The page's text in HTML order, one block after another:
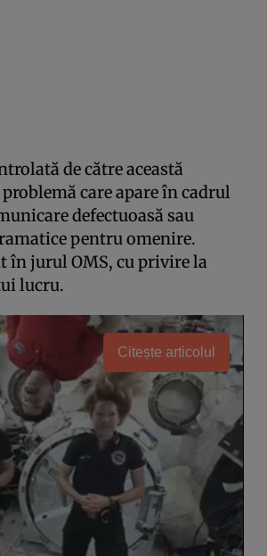
de către această
care apare în cadrul
defectuoasă sau
pentru omenire.
în jurul OMS, cu privire la
lucru.
Citește articolul